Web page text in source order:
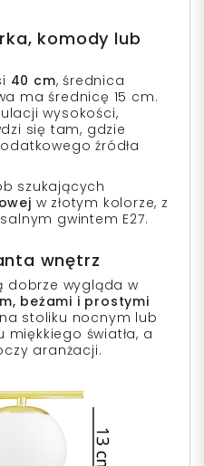
komody lub
40 cm, średnica
ma średnicę 15 cm.
wysokości,
się tam, gdzie
źródła
szukających
w złotym kolorze, z
gwintem E27.
wnętrz
dobrze wygląda w
beżami i prostymi
stoliku nocnym lub
światła, a
aranżacji.